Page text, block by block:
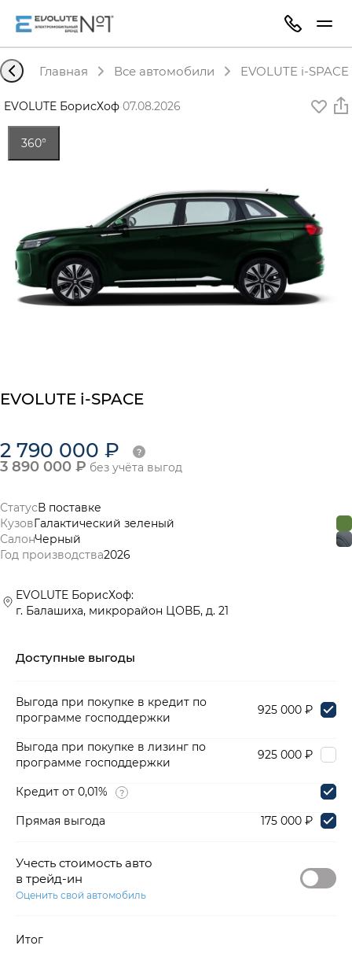
Главная Все автомобили EVOLUTE i-
EVOLUTE БорисХоф·07.08.2026
360°
EVOLUTE i-SPACE
2 790 000 ₽
3 890 000 ₽ без учёта выгод
СтатусВ поставке
КузовГалактический зеленый
СалонЧерный
Год производства2026
EVOLUTE БорисХоф:
г. Балашиха, микрорайон ЦОВБ, д. 21
Доступные выгоды
Выгода при покупке в кредит по
программе господдержки
925 000 ₽
Выгода при покупке в лизинг по
программе господдержки
925 000 ₽
Кредит от 0,01%
Прямая выгода
175 000 ₽
Учесть стоимость авто
в трейд-ин
Оценить свой автомобиль
Итог